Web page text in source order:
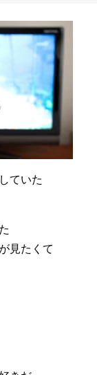
ていた
見たくて